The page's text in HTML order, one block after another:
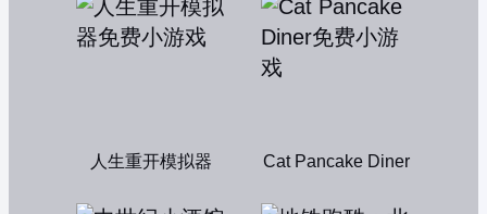
人生重开模拟器 Cat Pancake Diner